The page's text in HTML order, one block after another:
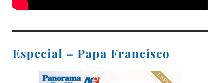
Especial – Papa Francisco